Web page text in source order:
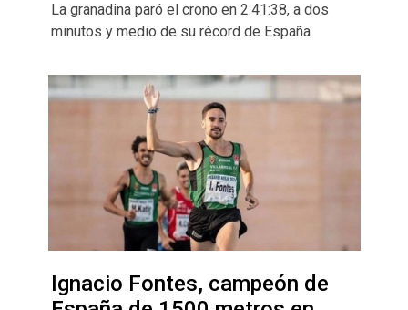
La granadina paró el crono en 2:41:38, a dos
minutos y medio de su récord de España
Ignacio Fontes, campeón de